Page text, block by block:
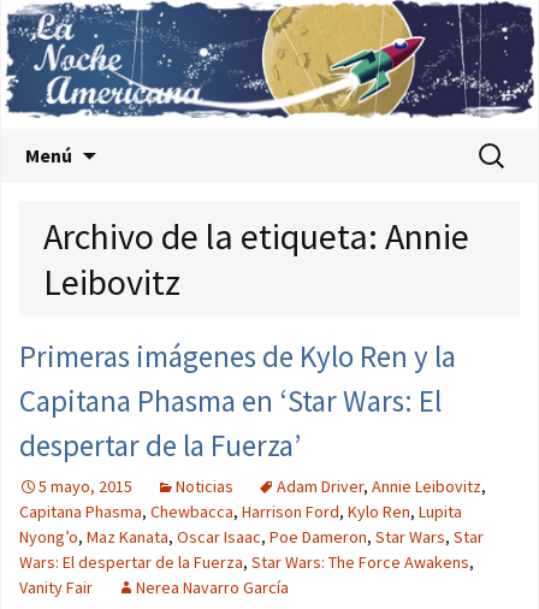
Menú Buscar:
Archivo de la etiqueta: Annie
Leibovitz
Primeras imágenes de Kylo Ren y la
Capitana Phasma en ‘Star Wars: El
despertar de la Fuerza’
5 mayo, 2015 Noticias Adam Driver, Annie Leibovitz,
Capitana Phasma, Chewbacca, Harrison Ford, Kylo Ren, Lupita
Nyong’o, Maz Kanata, Oscar Isaac, Poe Dameron, Star Wars, Star
Wars: El despertar de la Fuerza, Star Wars: The Force Awakens,
Vanity Fair
Nerea Navarro García